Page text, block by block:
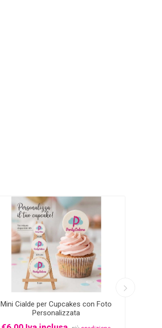
Mini Cialde per Cupcakes con Foto
Personalizzata